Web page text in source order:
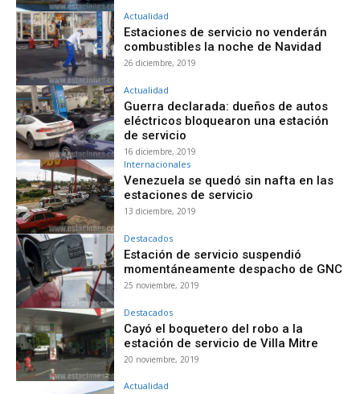
Actualidad
Estaciones de servicio no venderán
combustibles la noche de Navidad
26 diciembre, 2019
Actualidad
Guerra declarada: dueños de autos
eléctricos bloquearon una estación
de servicio
16 diciembre, 2019
Internacionales
Venezuela se quedó sin nafta en las
estaciones de servicio
13 diciembre, 2019
Destacados
Estación de servicio suspendió
momentáneamente despacho de GNC
25 noviembre, 2019
Destacados
Cayó el boquetero del robo a la
estación de servicio de Villa Mitre
20 noviembre, 2019
Actualidad